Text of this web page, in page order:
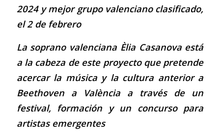
2024 y mejor grupo valenciano clasificado,
el 2 de febrero
La soprano valenciana Èlia Casanova está
a la cabeza de este proyecto que pretende
acercar la música y la cultura anterior a
Beethoven a València a través de un
festival, formación y un concurso para
artistas emergentes